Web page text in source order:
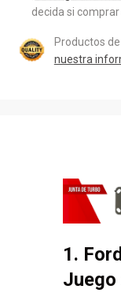
decida si comprar
Productos
nuestra
1.
Juego